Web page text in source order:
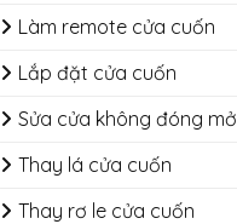
​​​​​​​Làm remote cửa cuốn
Lắp đặt cửa cuốn
Sửa cửa không đóng mở
Thay lá cửa cuốn
Thay rơ le cửa cuốn